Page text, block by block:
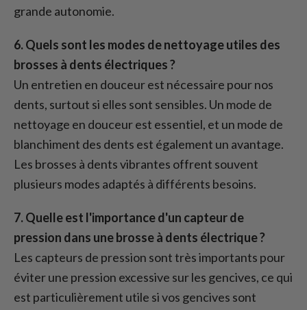
grande autonomie.
6. Quels sont les modes de nettoyage utiles des
brosses à dents électriques ?
Un entretien en douceur est nécessaire pour nos
dents, surtout si elles sont sensibles. Un mode de
nettoyage en douceur est essentiel, et un mode de
blanchiment des dents est également un avantage.
Les brosses à dents vibrantes offrent souvent
plusieurs modes adaptés à différents besoins.
7. Quelle est l'importance d'un capteur de
pression dans une brosse à dents électrique ?
Les capteurs de pression sont très importants pour
éviter une pression excessive sur les gencives, ce qui
est particulièrement utile si vos gencives sont